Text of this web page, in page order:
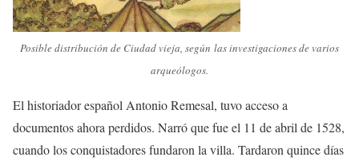
Posible distribución de Ciudad vieja, según las investigaciones de varios
arqueólogos.
El historiador español Antonio Remesal, tuvo acceso a
documentos ahora perdidos. Narró que fue el 11 de abril de 1528,
cuando los conquistadores fundaron la villa. Tardaron quince días